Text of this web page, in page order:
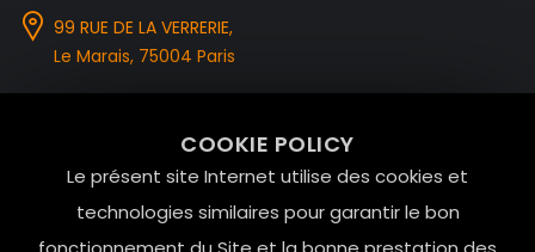
COOKIE POLICY
Le présent site Internet utilise des cookies et
technologies similaires pour garantir le bon
99 RUE DE LA VERRERIE,
Le Marais, 75004 Paris